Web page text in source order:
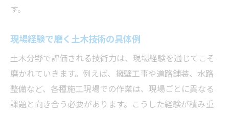
す。
現場経験で磨く土木技術の具体例
土木分野で評価される技術力は、現場経験を通じてこそ
磨かれていきます。例えば、擁壁工事や道路舗装、水路
整備など、各種施工現場での作業は、現場ごとに異なる
課題と向き合う必要があります。こうした経験が積み重